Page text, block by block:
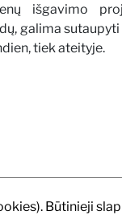
išgavimo
galima
tiek ateityje.
Būtinieji